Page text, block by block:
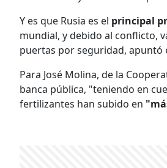
Y es que Rusia es el principal
mundial, y debido al conflicto,
puertas por seguridad, apuntó
Para José Molina, de la
banca pública, "teniendo en
fertilizantes han subido en